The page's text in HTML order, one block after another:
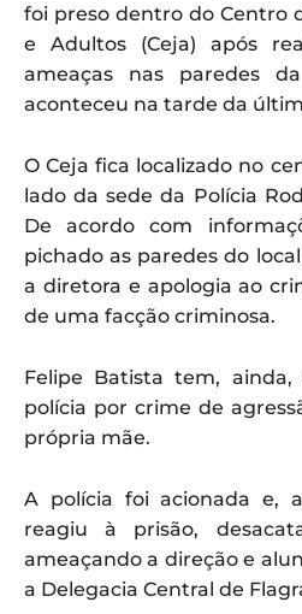
foi preso dentro do Centro
e Adultos (Ceja) após
ameaças nas paredes
aconteceu na tarde da
O Ceja fica localizado no
lado da sede da Polícia
De acordo com
pichado as paredes do
a diretora e apologia ao
de uma facção criminosa.
Felipe Batista tem,
polícia por crime de
própria mãe.
A polícia foi acionada e,
reagiu à prisão,
ameaçando a direção e
a Delegacia Central de